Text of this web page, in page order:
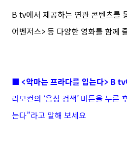
B tv에서 제공하는 연관 콘텐츠를
어벤저스> 등 다양한 영화를 함께
■ <악마는 프라다를 입는다> B tv
리모컨의 ‘음성 검색’ 버튼을 누른
는다”라고 말해 보세요